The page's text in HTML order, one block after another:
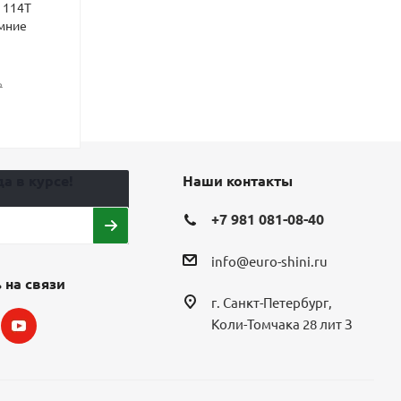
связи
Наши контакты
+7 981 081-08-40
info@euro-shini.ru
г. Санкт-Петербург,
Коли-Томчака 28 лит З